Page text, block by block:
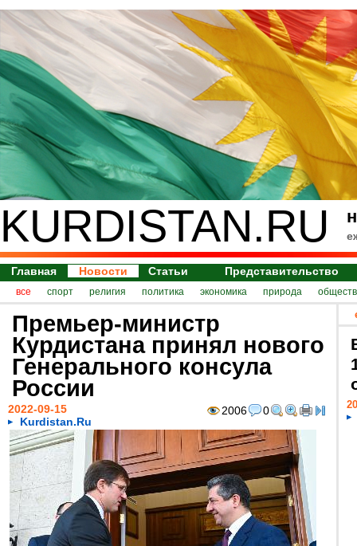
KURDISTAN.RU
Главная Новости Статьи Представительство
все спорт религия политика экономика природа
Премьер-министр
Курдистана принял нового
Генерального консула
России
2006 0
2022-09-15
Kurdistan.Ru